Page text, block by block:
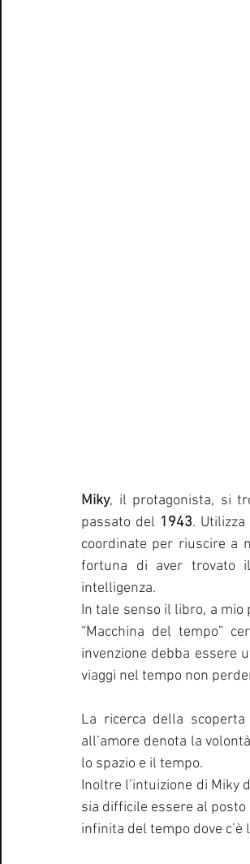
Miky, il protagonista, si
passato del 1943. Utilizza
coordinate per riuscire a
fortuna di aver trovato
intelligenza.
In tale senso il libro, a mio
“Macchina del tempo”
invenzione debba essere
viaggi nel tempo non
La ricerca della
all’amore denota la
lo spazio e il tempo.
Inoltre l’intuizione di Miky
sia difficile essere al posto
infinita del tempo dove